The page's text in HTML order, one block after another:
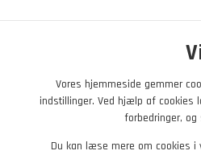
Vores hjemmeside gemmer
indstillinger. Ved hjælp af cookies
forbedringer,
Du kan læse mere om cookies i
DKK
Camouflagenet på rulle,
2,4 m, Woodland